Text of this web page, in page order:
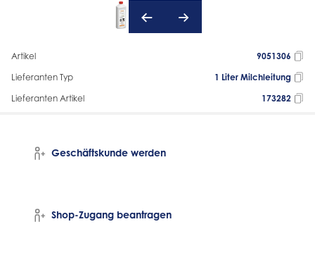
Artikel
9051306
Lieferanten Typ
1 Liter Milchleitung
Lieferanten Artikel
173282
Geschäftskunde werden
Shop-Zugang beantragen